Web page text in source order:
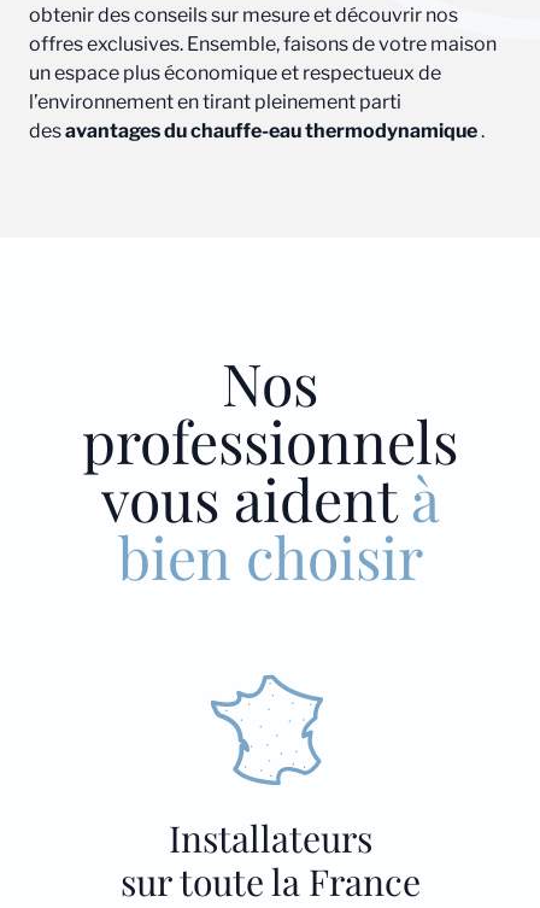
obtenir des conseils sur mesure et découvrir nos
offres exclusives. Ensemble, faisons de votre maison
un espace plus économique et respectueux de
l’environnement en tirant pleinement parti
desavantages du chauffe-eau thermodynamique.
Nos
professionnels
vous aidentà
bien choisir
Installateurs
sur toute la France